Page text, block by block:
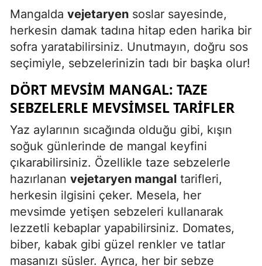
Mangalda vejetaryen soslar sayesinde,
herkesin damak tadına hitap eden harika bir
sofra yaratabilirsiniz. Unutmayın, doğru sos
seçimiyle, sebzelerinizin tadı bir başka olur!
DÖRT MEVSIM MANGAL: TAZE
SEBZELERLE MEVSIMSEL TARIFLER
Yaz aylarının sıcağında olduğu gibi, kışın
soğuk günlerinde de mangal keyfini
çıkarabilirsiniz. Özellikle taze sebzelerle
hazırlanan vejetaryen mangal tarifleri,
herkesin ilgisini çeker. Mesela, her
mevsimde yetişen sebzeleri kullanarak
lezzetli kebaplar yapabilirsiniz. Domates,
biber, kabak gibi güzel renkler ve tatlar
masanızı süsler. Ayrıca, her bir sebze